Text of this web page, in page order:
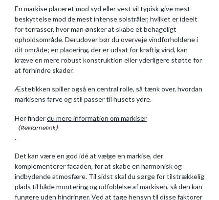
En markise placeret mod syd eller vest vil typisk give mest
beskyttelse mod de mest intense solstråler, hvilket er ideelt
for terrasser, hvor man ønsker at skabe et behageligt
opholdsområde. Derudover bør du overveje vindforholdene i
dit område; en placering, der er udsat for kraftig vind, kan
kræve en mere robust konstruktion eller yderligere støtte for
at forhindre skader.
Æstetikken spiller også en central rolle, så tænk over, hvordan
markisens farve og stil passer til husets ydre.
Her finderdu mere information om markiser
.
Det kan være en god idé at vælge en markise, der
komplementerer facaden, for at skabe en harmonisk og
indbydende atmosfære. Til sidst skal du sørge for tilstrækkelig
plads til både montering og udfoldelse af markisen, så den kan
fungere uden hindringer. Ved at tage hensyn til disse faktorer